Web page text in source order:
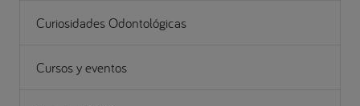
Curiosidades Odontológicas
Cursos y eventos